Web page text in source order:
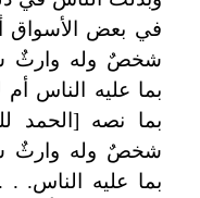
في بعض الأسواق
شخصٌ وله وارثٌ
بما عليه الناس أم
بما نصه [الحمد
شخصٌ وله وارثٌ
بما عليه الناس. . . ]